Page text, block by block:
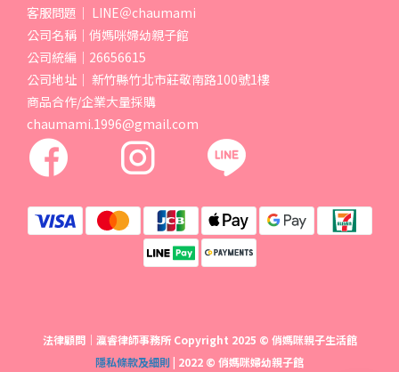
客服問題｜ LINE＠chaumami
公司名稱｜俏媽咪婦幼親子館
公司統編｜26656615
公司地址｜ 新竹縣竹北市莊敬南路100號1樓
商品合作/企業大量採購
chaumami.1996@gmail.com
法律顧問｜瀛睿律師事務所 Copyright 2025 © 俏媽咪親子生活館
隱私條款及細則 | 2022 © 俏媽咪婦幼親子館